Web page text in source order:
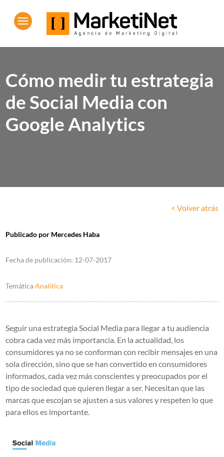
Cómo medir tu estrategia
de Social Media con
Google Analytics
< Volver atrás
Publicado por Mercedes Haba
Fecha de publicación: 12-07-2017
TemáticaAnalítica
Seguir una estrategia Social Media para llegar a tu audiencia
cobra cada vez más importancia. En la actualidad, los
consumidores ya no se conforman con recibir mensajes en una
sola dirección, sino que se han convertido en consumidores
informados, cada vez más conscientes y preocupados por el
tipo de sociedad que quieren llegar a ser. Necesitan que las
marcas que escojan se ajusten a sus valores y respeten lo que
para ellos es importante.